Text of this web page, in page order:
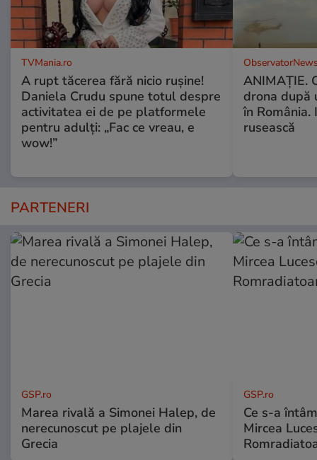
TVMania.ro
A rupt tăcerea fără nicio rușine!
Daniela Crudu spune totul despre
activitatea ei de pe platformele
pentru adulți: „Fac ce vreau, e
wow!”
ANIMAŢIE.
drona după
în România.
rusească
PARTENERI
GSP.ro
Marea rivală a Simonei Halep, de
nerecunoscut pe plajele din
Grecia
GSP.ro
Ce s-a
Mircea